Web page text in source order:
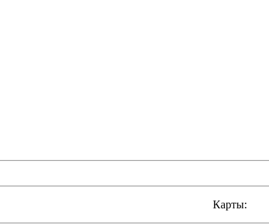
Карты: